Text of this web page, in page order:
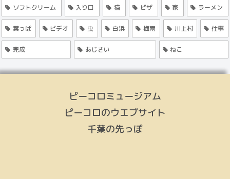
ソフトクリーム 入り口 猫 ピザ 家 ラーメン
葉っぱ ビデオ 虫 白浜 梅雨 川上村 仕事
完成 あじさい ねこ
ピーコロミュージアム
ピーコロのウエブサイト
千葉の先っぽ